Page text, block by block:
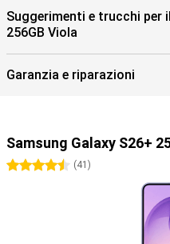
Suggerimenti e trucchi per
256GB Viola
Garanzia e riparazioni
Samsung Galaxy S26+
4.5 stelle
(41 )